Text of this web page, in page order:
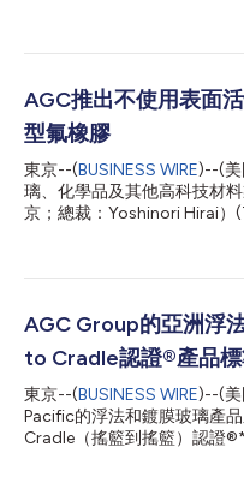
至AFLAS™ FFKM的氟含量
面，達到了業界領先的水平
體，在氟橡膠中具備最高水
廣泛應用於諸多領域，特別
劣化的特性，使其非常適合
和O型環應用中。 AGC
廢棄物，並將其作為「循環
年，AGC Group成為全球首
AGC推出不使用表面
型氟橡膠
東京--(BUSINESS WIRE)--(美
璃、化學品及其他高科技材
京；總裁：Yoshinori Hirai）
品在生產過程中完全不使用
中不使用表面活性劑或含氟
是透過AGC創新的專有聚合
技術，以下簡稱「該技術」
溫型FFKM氟橡膠，並為用於
系列新增品級。該新型品級
技術擴充至其他類型的FFKM
做為「AFLAS™ FFKM」系列
AGC Group的亞洲浮
to Cradle認證®產品
東京--(BUSINESS WIRE)--(美
Pacific的浮法和鍍膜玻璃產
Cradle（搖籃到搖籃）認證